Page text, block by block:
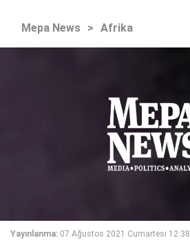
Mepa News > Afrika
Yayınlanma: 07 Ağustos 2021 Cumartesi 12:38